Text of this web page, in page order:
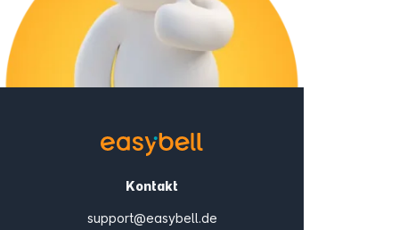
Kontakt
support@easybell.de